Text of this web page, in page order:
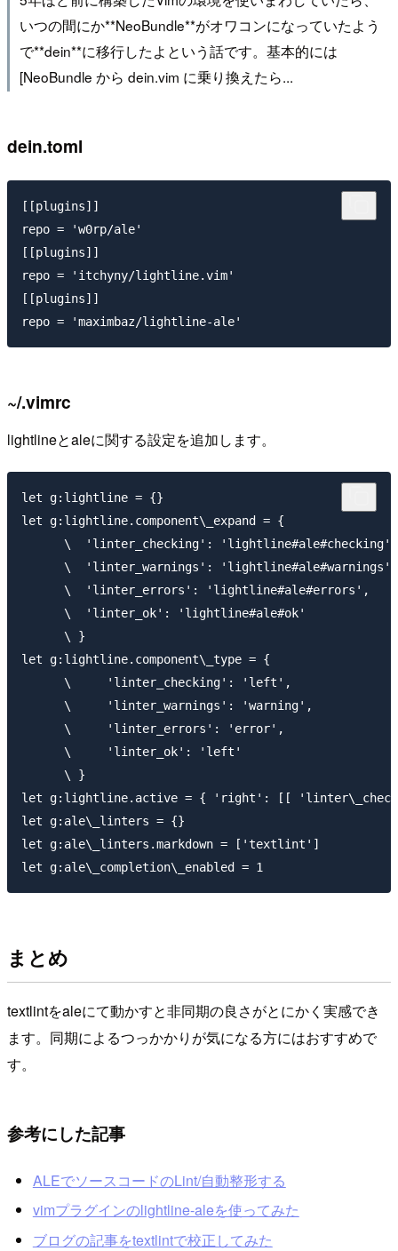
いつの間にか**NeoBundle**がオワコンになっていたよう
で**dein**に移行したよという話です。基本的には
[NeoBundle から dein.vim に乗り換えたら...
dein.toml
[[plugins]]
repo = 'w0rp/ale'
[[plugins]]
repo = 'itchyny/lightline.vim'
[[plugins]]
~/.vimrc
lightlineとaleに関する設定を追加します。
let g:lightline = {}
let g:lightline.component\_expand = {
      \  'linter_checking': 'lightline#ale#checking',
      \  'linter_warnings': 'lightline#ale#warnings',
      \  'linter_errors': 'lightline#ale#errors',
      \  'linter_ok': 'lightline#ale#ok'
      \ }
let g:lightline.component\_type = {
      \     'linter_checking': 'left',
      \     'linter_warnings': 'warning',
      \     'linter_errors': 'error',
      \     'linter_ok': 'left'
      \ }
let g:lightline.active = { 'right': [[
let g:ale\_linters = {}
let g:ale\_linters.markdown = ['textlint']
まとめ
textlintをaleにて動かすと非同期の良さがとにかく実感でき
ます。同期によるつっかかりが気になる方にはおすすめで
す。
参考にした記事
ALEでソースコードのLint/自動整形する
vimプラグインのlightline-aleを使ってみた
ブログの記事をtextlintで校正してみた